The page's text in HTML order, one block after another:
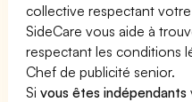
collective respectant
SideCare vous aide à
respectant les conditions
Chef de publicité senior.
Sivous êtes indépendants